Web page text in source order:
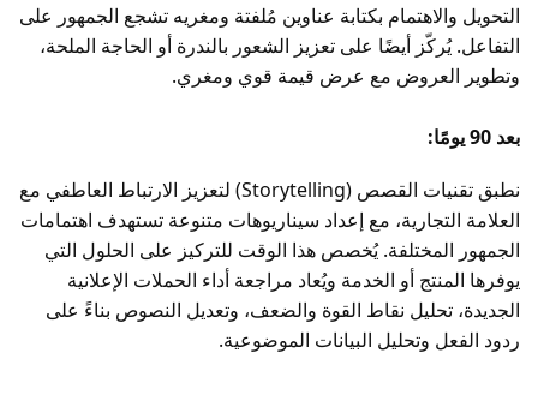
التحويل والاهتمام بكتابة عناوين مُلفتة ومغريه تشجع الجمهور على
التفاعل. يُركّز أيضًا على تعزيز الشعور بالندرة أو الحاجة الملحة،
وتطوير العروض مع عرض قيمة قوي ومغري.
بعد 90 يومًا:
نطبق تقنيات القصص (Storytelling) لتعزيز الارتباط العاطفي مع
العلامة التجارية، مع إعداد سيناريوهات متنوعة تستهدف اهتمامات
الجمهور المختلفة. يُخصص هذا الوقت للتركيز على الحلول التي
يوفرها المنتج أو الخدمة ويُعاد مراجعة أداء الحملات الإعلانية
الجديدة، تحليل نقاط القوة والضعف، وتعديل النصوص بناءً على
ردود الفعل وتحليل البيانات الموضوعية.